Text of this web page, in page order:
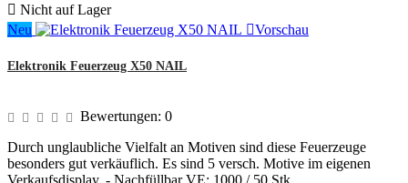
 Nicht auf Lager
Neu
Vorschau
Elektronik Feuerzeug X50 NAIL
Bewertungen: 0
Durch unglaubliche Vielfalt an Motiven sind diese Feuerzeuge
besonders gut verkäuflich. Es sind 5 versch. Motive im eigenen